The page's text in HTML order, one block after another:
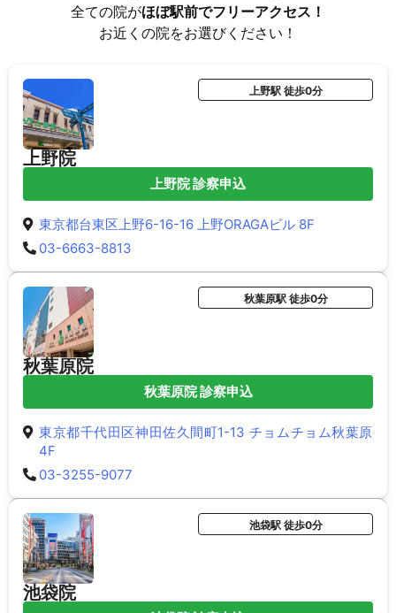
全ての院がほぼ駅前でフリーアクセス！
お近くの院をお選びください！
上野院
上野駅 徒歩0分
上野院 診察申込
東京都台東区上野6-16-16 上野ORAGAビル 8F
03-6663-8813
秋葉原院
秋葉原駅 徒歩0分
秋葉原院 診察申込
東京都千代田区神田佐久間町1-13 チョムチョム秋葉原
4F
03-3255-9077
池袋院
池袋駅 徒歩0分